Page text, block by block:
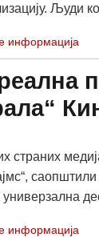
Људи
информација
страних
информација